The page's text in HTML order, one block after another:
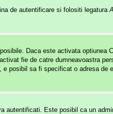
de autentificare si folositi legatura
Daca este activata optiunea
fie de catre dumneavoastra
posibil sa fi specificat o adresa de
autentificati. Este posibil ca un